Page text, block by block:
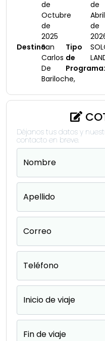
de
Octubre
de
2025
de
Abril
de
Destino:San
Carlos
De
Bariloche,
Tipo
de
Programa:
Déjanos tus datos y
contacto en breve.
Nombre
Apellido
Correo
Teléfono
Inicio de viaje
Fin de viaje